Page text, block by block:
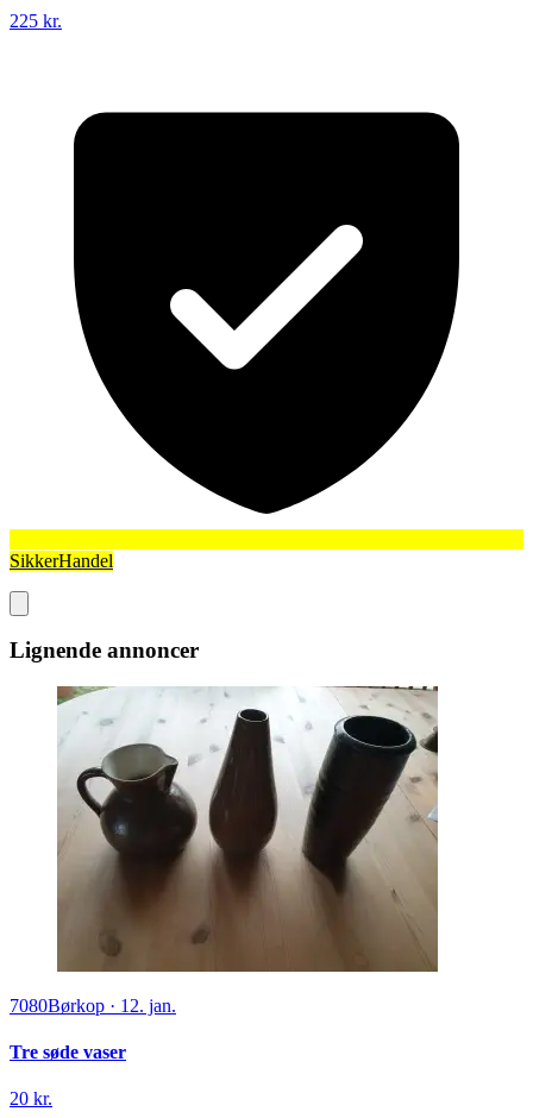
225 kr.
SikkerHandel
Lignende annoncer
7080Børkop · 12. jan.
Tre søde vaser
20 kr.